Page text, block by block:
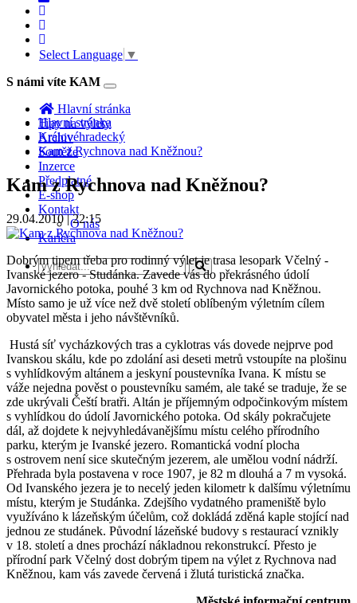
Select Language ▼
S námi víte KAM
Toggle
navigation
Hlavní stránka
Tipy na výlety
Archiv
Soutěže
Inzerce
Předplatné
E-shop
Kontakt
O nás
Kariéra
Hlavní stránka
Královéhradecký
Kam z Rychnova nad Kněžnou?
Kam z Rychnova nad Kněžnou?
29.04.2010 | 22:15
Dobrým tipem třeba pro rodinný výlet je trasa lesopark Včelný -
Ivanské jezero - Studánka. Zavede vás do překrásného údolí
Javornického potoka, pouhé 3 km od Rychnova nad Kněžnou.
Místo samo je už více než dvě století oblíbeným výletním cílem
obyvatel města i jeho návštěvníků.
Hustá síť vycházkových tras a cyklotras vás dovede nejprve pod
Ivanskou skálu, kde po zdolání asi deseti metrů vstoupíte na plošinu
s vyhlídkovým altánem a jeskyní poustevníka Ivana. K místu se
váže nejedna pověst o poustevníku samém, ale také se traduje, že se
zde ukrývali Čeští bratři. Altán je příjemným odpočinkovým místem
s vyhlídkou do údolí Javornického potoka. Od skály pokračujete
dál, až dojdete k nejvyhledávanějšímu místu celého přírodního
parku, kterým je Ivanské jezero. Romantická vodní plocha
s ostrovem není sice skutečným jezerem, ale umělou vodní nádrží.
Přehrada byla postavena v roce 1907, je 82 m dlouhá a 7 m vysoká.
Od Ivanského jezera je to necelý jeden kilometr k dalšímu výletnímu
místu, kterým je Studánka. Zdejšího vydatného prameniště bylo
využíváno k lázeňským účelům, což dokládá zděná kaple stojící nad
jednou ze studánek. Původní lázeňské budovy s restaurací vznikly
v 18. století a dnes prochází nákladnou rekonstrukcí. Přesto je
přírodní park Včelný dost dobrým tipem na výlet z Rychnova nad
Kněžnou, kam vás zavede červená i žlutá turistická značka.